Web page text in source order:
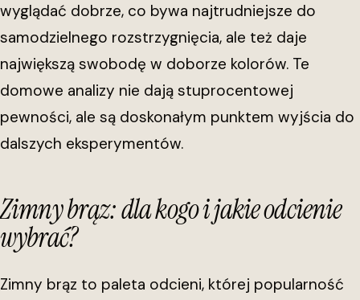
wyglądać dobrze, co bywa najtrudniejsze do
samodzielnego rozstrzygnięcia, ale też daje
największą swobodę w doborze kolorów. Te
domowe analizy nie dają stuprocentowej
pewności, ale są doskonałym punktem wyjścia do
dalszych eksperymentów.
Zimny brąz: dla kogo i jakie odcienie
wybrać?
Zimny brąz to paleta odcieni, której popularność